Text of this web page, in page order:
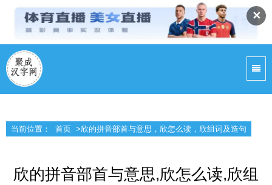
✕
当前位置： 首页 >欣的拼音部首与意思，欣怎么读，欣组词及造句
欣的拼音部首与意思,欣怎么读,欣组